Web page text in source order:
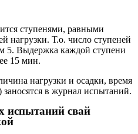
ступенями, равными
нагрузки. Т.о. число ступеней
5. Выдержка каждой ступени
15 мин.
нагрузки и осадки, время
в журнал испытаний.
испытаний свай